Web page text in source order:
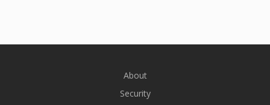
About
Security